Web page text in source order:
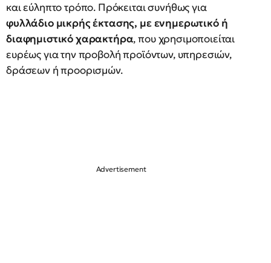
και εύληπτο τρόπο. Πρόκειται συνήθως για
φυλλάδιο μικρής έκτασης, με ενημερωτικό ή
διαφημιστικό χαρακτήρα, που χρησιμοποιείται
ευρέως για την προβολή προϊόντων, υπηρεσιών,
δράσεων ή προορισμών.